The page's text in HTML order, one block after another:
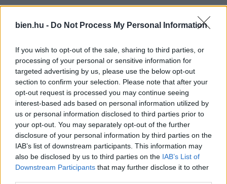
bien.hu - Do Not Process My Personal Information
If you wish to opt-out of the sale, sharing to third parties, or
processing of your personal or sensitive information for
targeted advertising by us, please use the below opt-out
section to confirm your selection. Please note that after your
opt-out request is processed you may continue seeing
interest-based ads based on personal information utilized by
us or personal information disclosed to third parties prior to
your opt-out. You may separately opt-out of the further
disclosure of your personal information by third parties on the
IAB’s list of downstream participants. This information may
also be disclosed by us to third parties on the IAB’s List of
Downstream Participants that may further disclose it to other
« 1/4 »
Ezeket olvassákmost